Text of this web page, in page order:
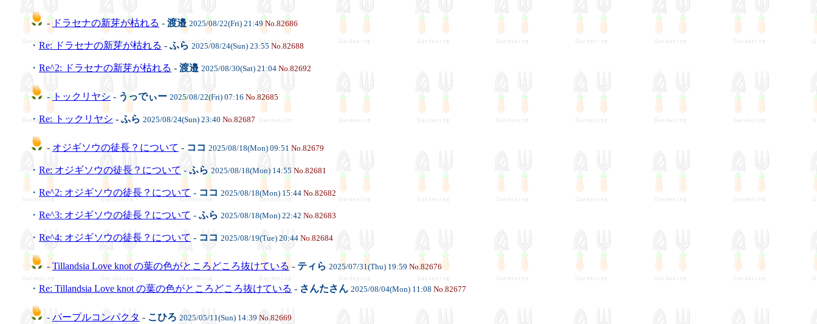
-ドラセナの新芽が枯れる - 渡邉 2025/08/22(Fri) 21:49 No.82686
・ Re: ドラセナの新芽が枯れる - ふら 2025/08/24(Sun) 23:55 No.82688
・ Re^2: ドラセナの新芽が枯れる - 渡邉 2025/08/30(Sat) 21:04 No.82692
-トックリヤシ - うっでぃー 2025/08/22(Fri) 07:16 No.82685
・ Re: トックリヤシ - ふら 2025/08/24(Sun) 23:40 No.82687
- オジギソウの徒長？について - ココ 2025/08/18(Mon) 09:51 No.82679
・ Re: オジギソウの徒長？について - ふら 2025/08/18(Mon) 14:55 No.82681
・ Re^2: オジギソウの徒長？について - ココ 2025/08/18(Mon) 15:44 No.82682
・ Re^3: オジギソウの徒長？について - ふら 2025/08/18(Mon) 22:42 No.82683
・ Re^4: オジギソウの徒長？について - ココ 2025/08/19(Tue) 20:44 No.82684
- Tillandsia Love knot の葉の色がところどころ抜けている - ティら 2025/07/31(Thu) 19:59 No.82676
・ Re: Tillandsia Love knot の葉の色がところどころ抜けている - さんたさん 2025/08/04(Mon) 11:08 No.82677
- パープルコンパクタ - こひろ 2025/05/11(Sun) 14:39 No.82669